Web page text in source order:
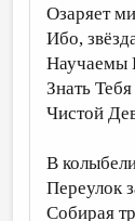
Озаряет
Ибо,
Научаемы
Знать
Чистой
В
Переулок
Собирая